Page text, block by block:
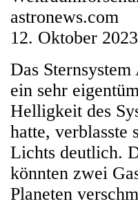
astronews.com
12. Oktober 2023
Das
ein sehr
Helligkeit des
hatte, verblasste
Lichts deutlich.
könnten zwei
Planeten